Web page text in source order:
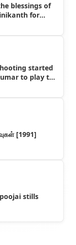
blessings of
for
started
to play the
[1991]
stills